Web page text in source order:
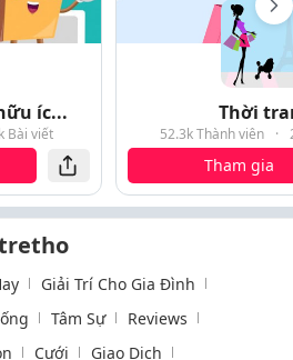
íc...
Bài viết
Thời
52.3k Thành viên ·
Tham gia
Giải Trí Cho Gia Đình
Tâm Sự
Reviews
Cưới Giao Dịch